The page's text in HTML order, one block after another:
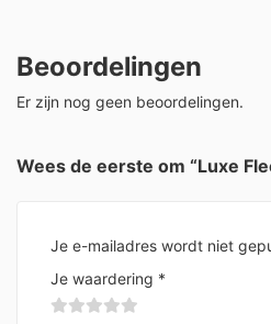
Beoordelingen
Er zijn nog geen beoordelingen.
Wees de eerste om “Luxe
Je e-mailadres wordt niet
Je waardering *